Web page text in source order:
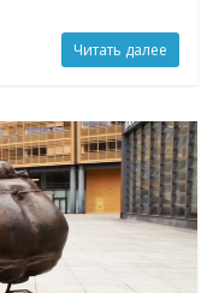
Читать далее